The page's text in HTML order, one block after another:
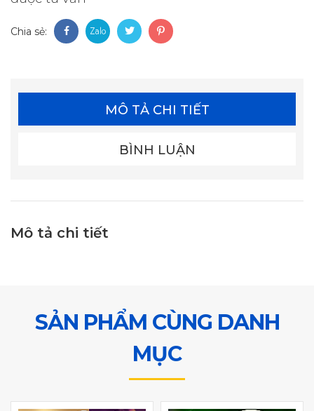
Chia sẻ:
MÔ TẢ CHI TIẾT
BÌNH LUẬN
Mô tả chi tiết
SẢN PHẨM CÙNG DANH
MỤC